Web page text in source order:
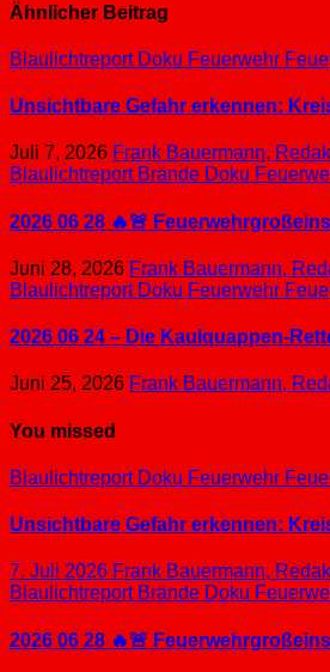
Ähnlicher Beitrag
Blaulichtreport Doku Feuerwehr
Unsichtbare Gefahr erkennen:
Juli 7, 2026 Frank Bauermann,
Blaulichtreport Brände Doku
2026 06 28 🔥🚨
Juni 28, 2026 Frank Bauermann,
Blaulichtreport Doku Feuerwehr
2026 06 24 – Die Kaulquappen-
Juni 25, 2026 Frank Bauermann,
You missed
Blaulichtreport Doku Feuerwehr
Unsichtbare Gefahr erkennen:
7. Juli 2026 Frank Bauermann,
Blaulichtreport Brände Doku
2026 06 28 🔥🚨